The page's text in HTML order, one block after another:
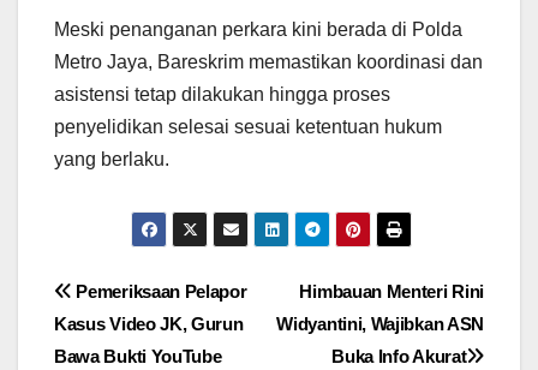
Meski penanganan perkara kini berada di Polda
Metro Jaya, Bareskrim memastikan koordinasi dan
asistensi tetap dilakukan hingga proses
penyelidikan selesai sesuai ketentuan hukum
yang berlaku.
Navigasi
pos
Himbauan Menteri Rini
Widyantini, Wajibkan ASN
Buka Info Akurat
Pemeriksaan Pelapor
Kasus Video JK, Gurun
Bawa Bukti YouTube